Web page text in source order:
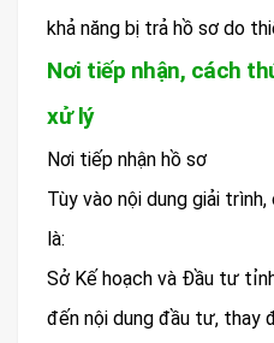
khả năng bị trả hồ sơ do
Nơi tiếp nhận, cách
xử lý
Nơi tiếp nhận hồ sơ
Tùy vào nội dung giải
là:
Sở Kế hoạch và Đầu tư
đến nội dung đầu tư, thay